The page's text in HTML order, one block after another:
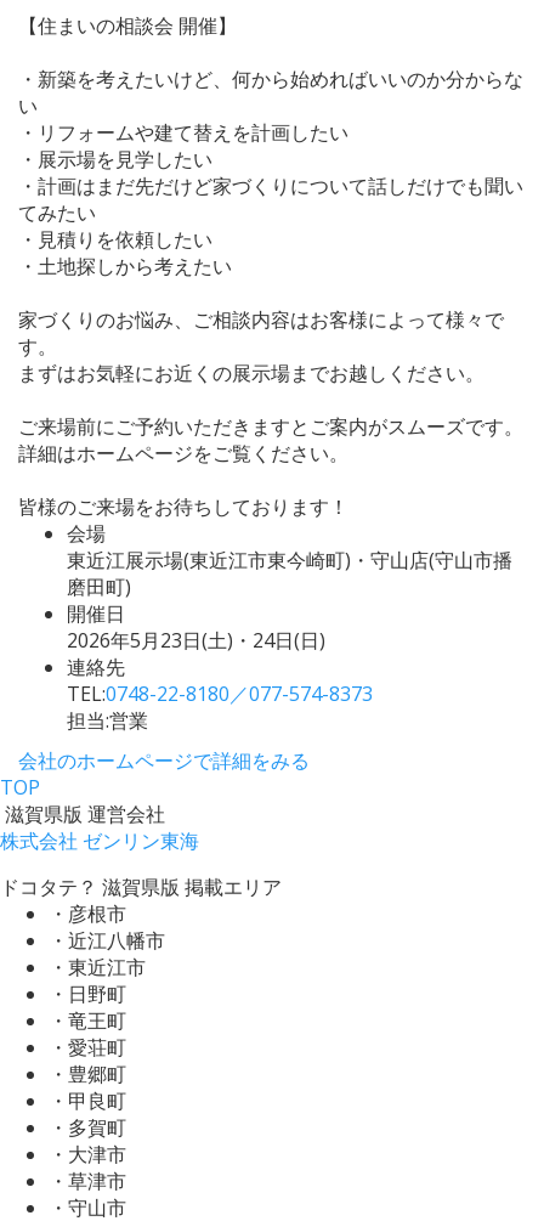
【住まいの相談会 開催】
・新築を考えたいけど、何から始めればいいのか分からな
い
・リフォームや建て替えを計画したい
・展示場を見学したい
・計画はまだ先だけど家づくりについて話しだけでも聞い
てみたい
・見積りを依頼したい
・土地探しから考えたい
家づくりのお悩み、ご相談内容はお客様によって様々で
す。
まずはお気軽にお近くの展示場までお越しください。
ご来場前にご予約いただきますとご案内がスムーズです。
詳細はホームページをご覧ください。
皆様のご来場をお待ちしております！
会場
東近江展示場(東近江市東今崎町)・守山店(守山市播
磨田町)
開催日
2026年5月23日(土)・24日(日)
連絡先
TEL:0748-22-8180／077-574-8373
担当:営業
会社のホームページで詳細をみる
TOP
滋賀県版 運営会社
株式会社 ゼンリン東海
ドコタテ？ 滋賀県版 掲載エリア
・彦根市
・近江八幡市
・東近江市
・日野町
・竜王町
・愛荘町
・豊郷町
・甲良町
・多賀町
・大津市
・草津市
・守山市